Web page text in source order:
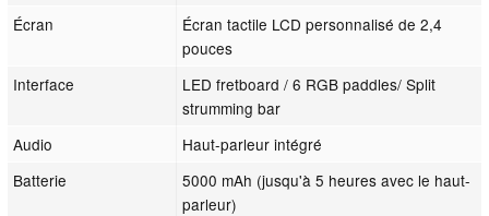
Écran
Écran tactile LCD personnalisé de 2,4
pouces
Interface
LED fretboard / 6 RGB paddles/ Split
strumming bar
Audio
Haut-parleur intégré
Batterie
5000 mAh (jusqu'à 5 heures avec le haut-
parleur)